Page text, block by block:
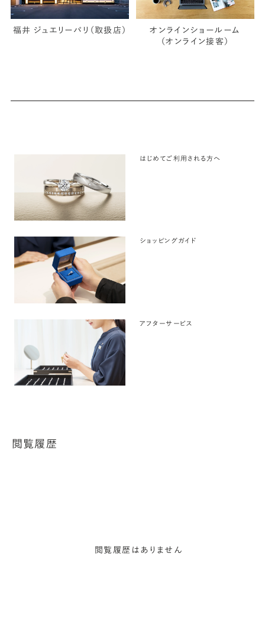
福井 ジュエリーパリ（取扱店）
オンラインショールーム
（オンライン接客）
はじめてご利用される方へ
ショッピングガイド
アフターサービス
閲覧履歴
閲覧履歴はありません